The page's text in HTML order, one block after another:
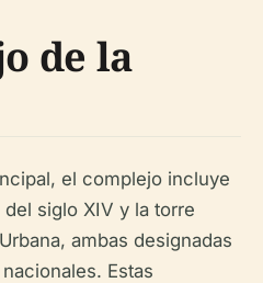
de la
el complejo incluye
siglo XIV y la torre
ambas designadas
Estas